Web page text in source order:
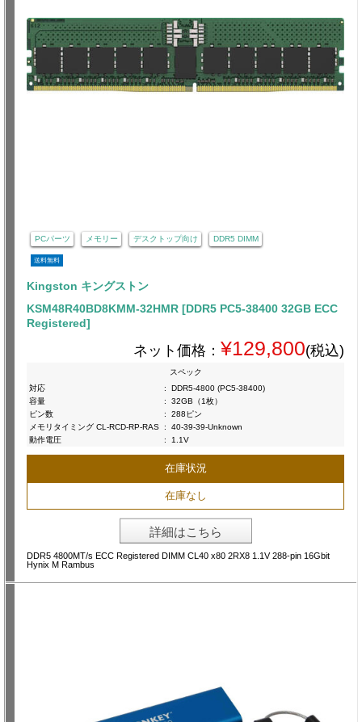
PCパーツ メモリー デスクトップ向け DDR5 DIMM
送料無料
Kingston キングストン
KSM48R40BD8KMM-32HMR [DDR5 PC5-38400 32GB ECC
Registered]
ネット価格： ¥129,800(税込)
スペック
対応
:
DDR5-4800 (PC5-38400)
容量
:
32GB（1枚）
ピン数
:
288ピン
メモリタイミング CL-RCD-RP-RAS :
40-39-39-Unknown
動作電圧
: 1.1V
在庫状況
在庫なし
詳細はこちら
DDR5 4800MT/s ECC Registered DIMM CL40 x80 2RX8 1.1V 288-pin 16Gbit
Hynix M Rambus